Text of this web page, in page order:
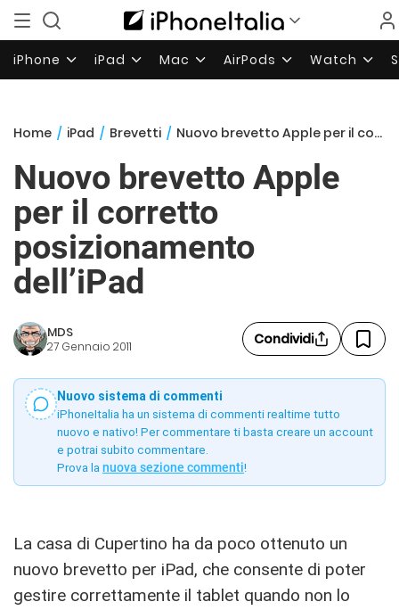
iPhone iPad Mac AirPods Watch
Home / iPad / Brevetti / Nuovo brevetto Apple per il corretto posizionamento dell’iPad
Nuovo brevetto Apple
per il corretto
posizionamento
dell’iPad
MDS
27 Gennaio 2011 Condividi
Nuovo sistema di commenti
iPhoneItalia ha un sistema di commenti realtime tutto
nuovo e nativo! Per commentare ti basta creare un account
e potrai subito commentare.
Prova la nuova sezione commenti!
La casa di Cupertino ha da poco ottenuto un
nuovo brevetto per iPad, che consente di poter
gestire correttamente il tablet quando non lo